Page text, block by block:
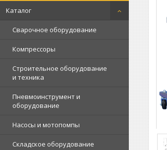
Каталог
Сварочное оборудование
Компрессоры
Строительное оборудование
и техника
Пневмоинструмент и
оборудование
Насосы и мотопомпы
Складское оборудование